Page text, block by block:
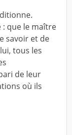
que le maître
savoir et de
tous les
de leur
où ils